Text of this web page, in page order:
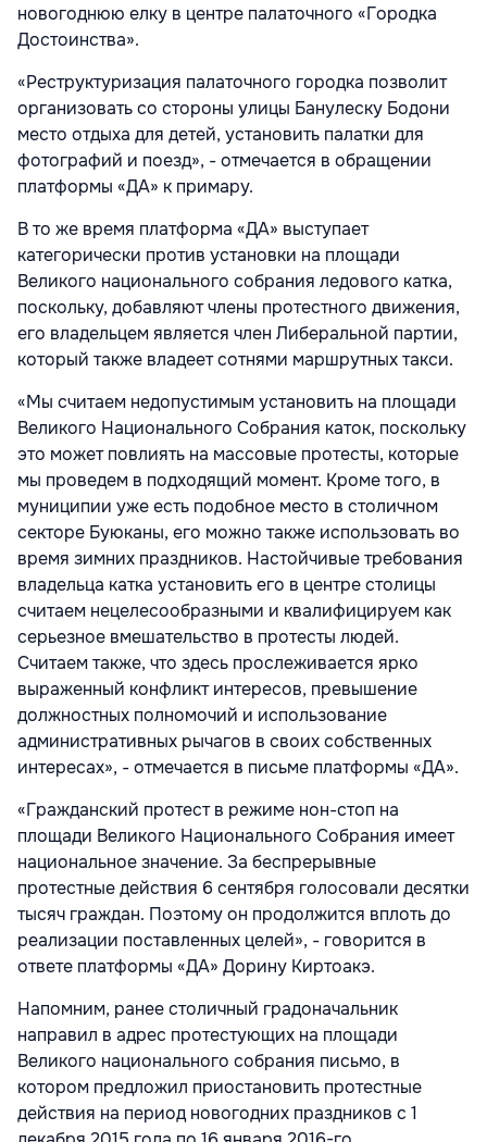
новогоднюю елку в центре палаточного «Городка
Достоинства».
«Реструктуризация палаточного городка позволит
организовать со стороны улицы Банулеску Бодони
место отдыха для детей, установить палатки для
фотографий и поезд», - отмечается в обращении
платформы «ДА» к примару.
В то же время платформа «ДА» выступает
категорически против установки на площади
Великого национального собрания ледового катка,
поскольку, добавляют члены протестного движения,
его владельцем является член Либеральной партии,
который также владеет сотнями маршрутных такси.
«Мы считаем недопустимым установить на площади
Великого Национального Собрания каток, поскольку
это может повлиять на массовые протесты, которые
мы проведем в подходящий момент. Кроме того, в
муниципии уже есть подобное место в столичном
секторе Буюканы, его можно также использовать во
время зимних праздников. Настойчивые требования
владельца катка установить его в центре столицы
считаем нецелесообразными и квалифицируем как
серьезное вмешательство в протесты людей.
Считаем также, что здесь прослеживается ярко
выраженный конфликт интересов, превышение
должностных полномочий и использование
административных рычагов в своих собственных
интересах», - отмечается в письме платформы «ДА».
«Гражданский протест в режиме нон-стоп на
площади Великого Национального Собрания имеет
национальное значение. За беспрерывные
протестные действия 6 сентября голосовали десятки
тысяч граждан. Поэтому он продолжится вплоть до
реализации поставленных целей», - говорится в
ответе платформы «ДА» Дорину Киртоакэ.
Напомним, ранее столичный градоначальник
направил в адрес протестующих на площади
Великого национального собрания письмо, в
котором предложил приостановить протестные
действия на период новогодних праздников с 1